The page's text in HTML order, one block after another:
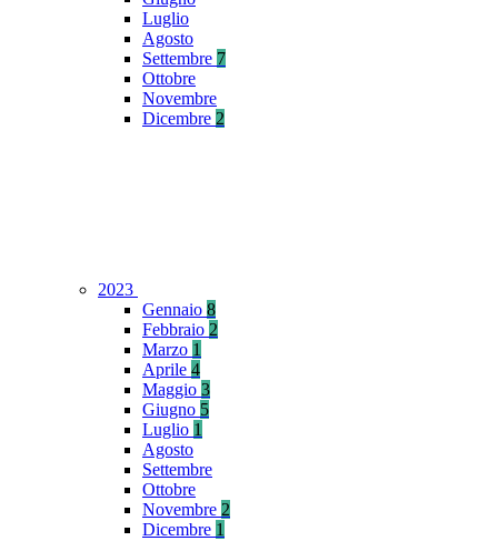
Luglio
Agosto
Settembre 7
Ottobre
Novembre
Dicembre 2
2023
Gennaio 8
Febbraio 2
Marzo 1
Aprile 4
Maggio 3
Giugno 5
Luglio 1
Agosto
Settembre
Ottobre
Novembre 2
Dicembre 1